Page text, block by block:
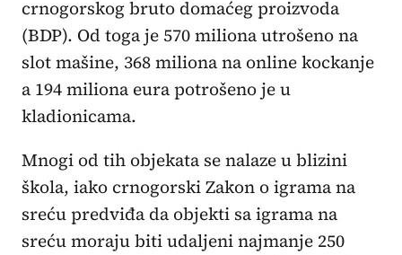
crnogorskog bruto domaćeg proizvoda
(BDP). Od toga je 570 miliona utrošeno na
slot mašine, 368 miliona na online kockanje
a 194 miliona eura potrošeno je u
kladionicama.
Mnogi od tih objekata se nalaze u blizini
škola, iako crnogorski Zakon o igrama na
sreću predviđa da objekti sa igrama na
sreću moraju biti udaljeni najmanje 250